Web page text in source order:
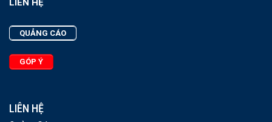
LIÊN HỆ
QUẢNG CÁO
GÓP Ý
LIÊN HỆ